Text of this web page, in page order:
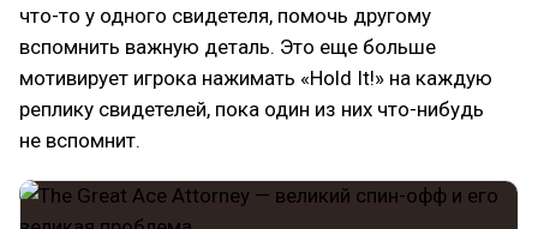
что-то у одного свидетеля, помочь другому
вспомнить важную деталь. Это еще больше
мотивирует игрока нажимать «Hold It!» на каждую
реплику свидетелей, пока один из них что-нибудь
не вспомнит.